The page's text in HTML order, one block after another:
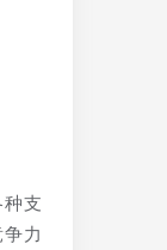
支
力